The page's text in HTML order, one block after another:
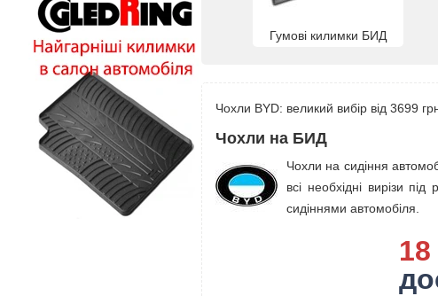
Гумові килимки БИД
Чохли BYD: великий вибір від 3699
Чохли на БИД
Чохли на сидіння
всі необхідні вирізи
сидіннями автомобіля.
18